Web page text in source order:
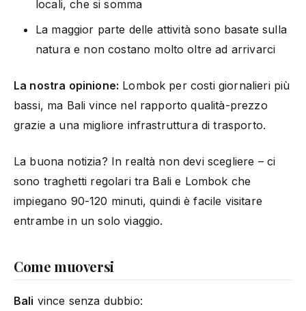
locali, che si somma
La maggior parte delle attività sono basate sulla
natura e non costano molto oltre ad arrivarci
La nostra opinione: Lombok per costi giornalieri più
bassi, ma Bali vince nel rapporto qualità-prezzo
grazie a una migliore infrastruttura di trasporto.
La buona notizia? In realtà non devi scegliere – ci
sono traghetti regolari tra Bali e Lombok che
impiegano 90-120 minuti, quindi è facile visitare
entrambe in un solo viaggio.
Come muoversi
Bali vince senza dubbio: